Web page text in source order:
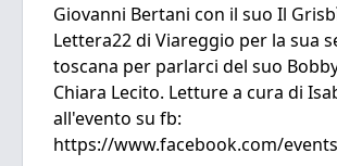
Giovanni Bertani con il suo Il
Lettera22 di Viareggio per la sua
toscana per parlarci del suo
Chiara Lecito. Letture a cura di
all'evento su fb:
https://www.facebook.com/